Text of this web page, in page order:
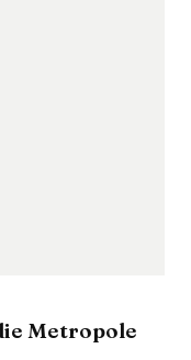
Metropole